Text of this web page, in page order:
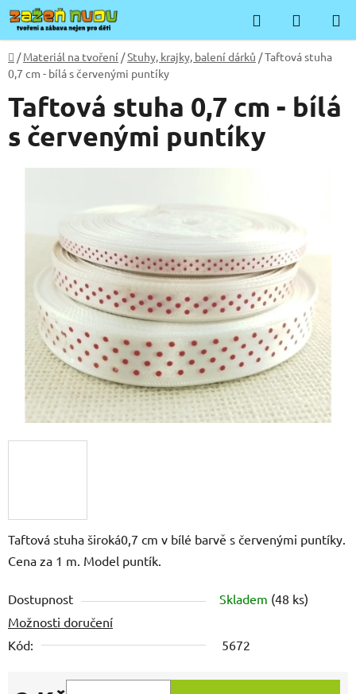
Přejít
na
obsah
Hledat
KOŠÍK
Domů
/ Materiál na tvoření /Stuhy, krajky, balení dárků /Taftová stuha
0,7 cm - bílá s červenými puntíky
Taftová stuha široká0,7 cm v bílé barvě s červenými puntíky.
Cena za 1 m. Model puntík.
Dostupnost Skladem (48 ks)
Možnosti doručení
Kód:
5672
Taftová stuha 0,7 cm - bílá
s červenými puntíky